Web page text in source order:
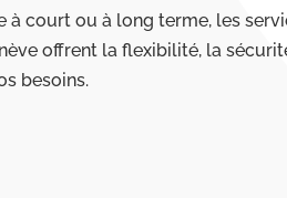
à court ou à long terme, les
offrent la flexibilité, la
besoins.